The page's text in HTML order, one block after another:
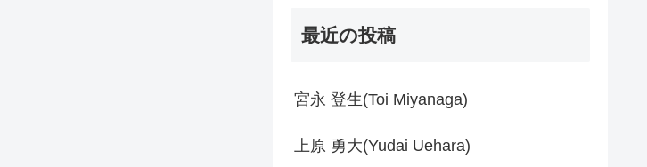
最近の投稿
宮永 登生(Toi Miyanaga)
上原 勇大(Yudai Uehara)